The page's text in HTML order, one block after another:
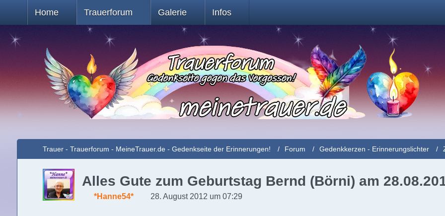
Home Trauerforum Galerie Infos
Trauer - Trauerforum - MeineTrauer.de - Gedenkseite der Erinnerungen! Forum Gedenkkerzen - Erinnerungslichter
Alles Gute zum Geburtstag Bernd (Börni) am
*Hanne54* 28. August 2012 um 07:29